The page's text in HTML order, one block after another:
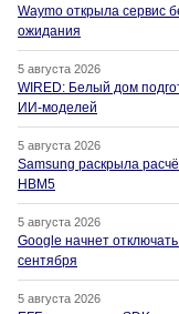
Waymo открыла сервис
ожидания
5 августа 2026
WIRED: Белый дом
ИИ-моделей
5 августа 2026
Samsung раскрыла
HBM5
5 августа 2026
Google начнет
сентября
5 августа 2026